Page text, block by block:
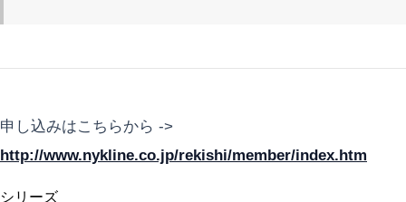
申し込みはこちらから ->
http://www.nykline.co.jp/rekishi/member/index.htm
シリーズ